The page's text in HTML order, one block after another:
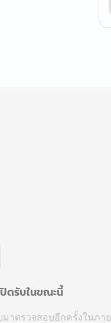
ดรับในขณะนี้
าตรวจสอบอีกครั้งในภาย